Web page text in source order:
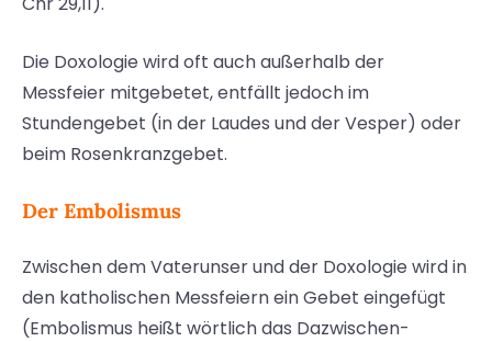
Die Doxologie wird oft auch außerhalb der
Messfeier mitgebetet, entfällt jedoch im
Stundengebet (in der Laudes und der Vesper) oder
beim Rosenkranzgebet.
Der Embolismus
Zwischen dem Vaterunser und der Doxologie wird in
den katholischen Messfeiern ein Gebet eingefügt
(Embolismus heißt wörtlich das Dazwischen-